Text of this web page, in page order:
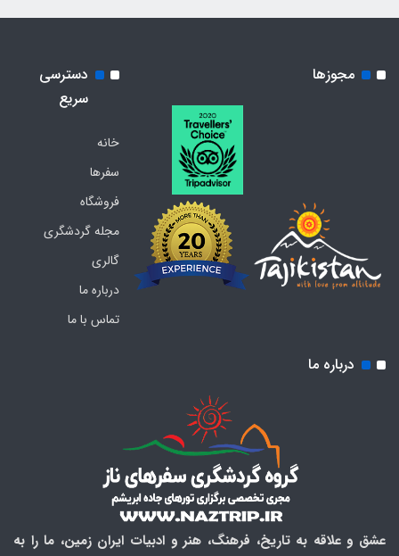
مجوزها
دسترسی
سریع
خانه
سفرها
فروشگاه
مجله گردشگری
گالری
درباره ما
تماس با ما
درباره ما
عشق و علاقه به تاریخ، فرهنگ، هنر و ادبیات ایران زمین، ما را به